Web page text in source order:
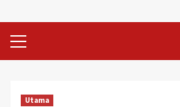
Menu
Utama